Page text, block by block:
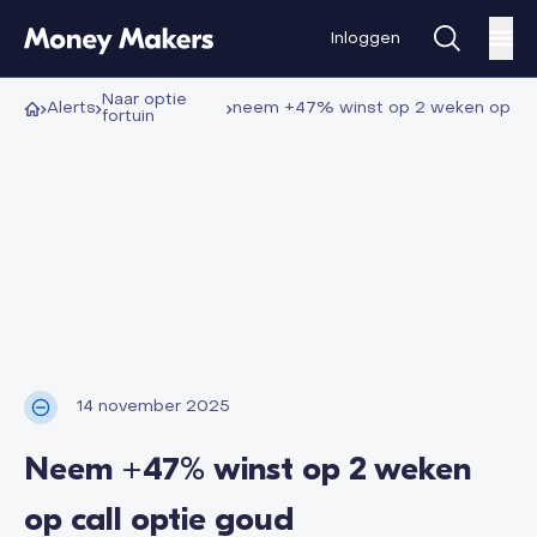
Inloggen
alerts
optie
fortuin
neem +47% winst op 2 weken op
14 november 2025
Neem +47% winst op 2 weken
op call optie goud